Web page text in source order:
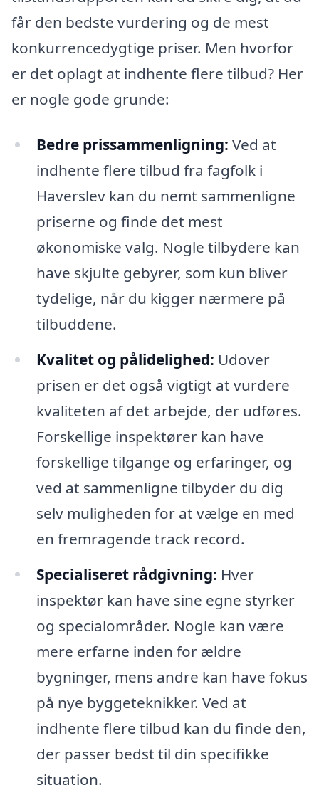
får den bedste vurdering og de mest
konkurrencedygtige priser. Men hvorfor
er det oplagt at indhente flere tilbud? Her
er nogle gode grunde:
Bedre prissammenligning: Ved at
indhente flere tilbud fra fagfolk i
Haverslev kan du nemt sammenligne
priserne og finde det mest
økonomiske valg. Nogle tilbydere kan
have skjulte gebyrer, som kun bliver
tydelige, når du kigger nærmere på
tilbuddene.
Kvalitet og pålidelighed: Udover
prisen er det også vigtigt at vurdere
kvaliteten af det arbejde, der udføres.
Forskellige inspektører kan have
forskellige tilgange og erfaringer, og
ved at sammenligne tilbyder du dig
selv muligheden for at vælge en med
en fremragende track record.
Specialiseret rådgivning: Hver
inspektør kan have sine egne styrker
og specialområder. Nogle kan være
mere erfarne inden for ældre
bygninger, mens andre kan have fokus
på nye byggeteknikker. Ved at
indhente flere tilbud kan du finde den,
der passer bedst til din specifikke
situation.